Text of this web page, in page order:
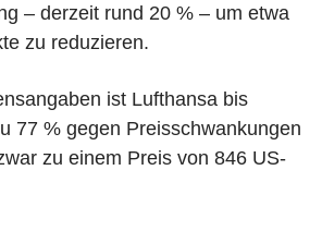
– derzeit rund 20 % – um etwa
zu reduzieren.
ist Lufthansa bis
77 % gegen Preisschwankungen
zu einem Preis von 846 US-